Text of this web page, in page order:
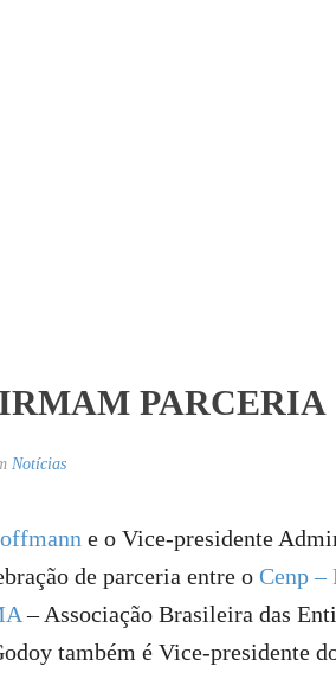
PARCERIA
Notícias
e o Vice-presidente
de parceria entre o Cenp –
– Associação Brasileira das
também é Vice-presidente